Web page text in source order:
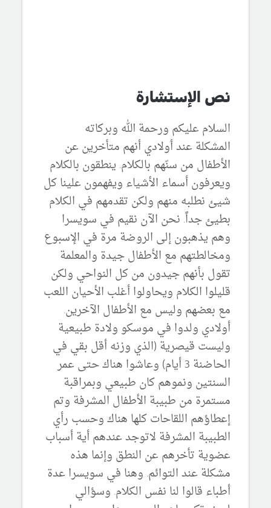
نص الإستشارة
السلام عليكم ورحمة الله وبركاته
المشكلة عند أولادي أنهم متأخرين عن
الأطفال من سنّهم بالكلام. ينطقون بالكلام
ويعرفون أسماء الأشياء ويفهمون علينا كل
شيئ نطلبه منهم ولكن تقدمهم في الكلام
بطيئ جداً. نحن الآن نقيم في سويسرا
وهم يذهبون إلى الروضة مرة في الإسبوع
ومخالطتهم مع الأطفال جيدة والمعلمة
تقول بأنهم جيدون من كل النواحي ولكن
قليلوا الكلام ويحاولوا أغلب الأحيان اللعب
مع بعضهم وليس مع الأطفال الآخرين.
أولادي ولدوا في موسكو ولادة طبيعية
وليست قيصرية (الذي وزنه أقل بقي في
الحاضنة 3 أيام) وعاشوا هناك حتى عمر
السنتين ونموهم كان طبيعي وبمراقبة
مستمرة من طبيبة الأطفال المشرفة وتم
إعطاؤهم اللقاحات كلها هناك وحسب رأي
الطبيبة المشرفة لاتوجد عندهم أية أسباب
عضوية تأخرهم عن النطق وإنما هذه
مشكلة عند التوائم. وهنا في سويسرا عدة
أطباء قالوا لنا نفس الكلام. وسؤالي